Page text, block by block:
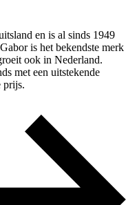
en is al sinds 1949
is het bekendste merk
ook in Nederland.
met een uitstekende
prijs.